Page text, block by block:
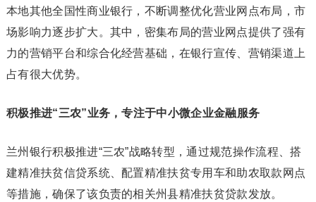
本地其他全国性商业银行，不断调整优化营业网点布局，市
场影响力逐步扩大。其中，密集布局的营业网点提供了强有
力的营销平台和综合化经营基础，在银行宣传、营销渠道上
占有很大优势。
积极推进“三农”业务，专注于中小微企业金融服务
兰州银行积极推进“三农”战略转型，通过规范操作流程、搭
建精准扶贫信贷系统、配置精准扶贫专用车和助农取款网点
等措施，确保了该负责的相关州县精准扶贫贷款发放。